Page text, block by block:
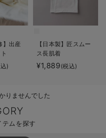
ベビーシューズ・ファーストシューズ・ベビー靴下
備品
お部屋映えアイテム
】出産
)
【日本製】匠スムー
ス長肌着
¥1,889(税込)
りませんでした
テムを探す